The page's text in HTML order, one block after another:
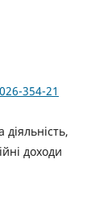
354-21
діяльність,
доходи